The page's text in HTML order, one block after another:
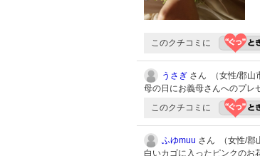
このクチコミに
うさぎ さん （女性/郡山
母の日にお義母さんへのプレ
このクチコミに
ふゆmuu さん （女性/郡
白いカゴに入ったピンクのお